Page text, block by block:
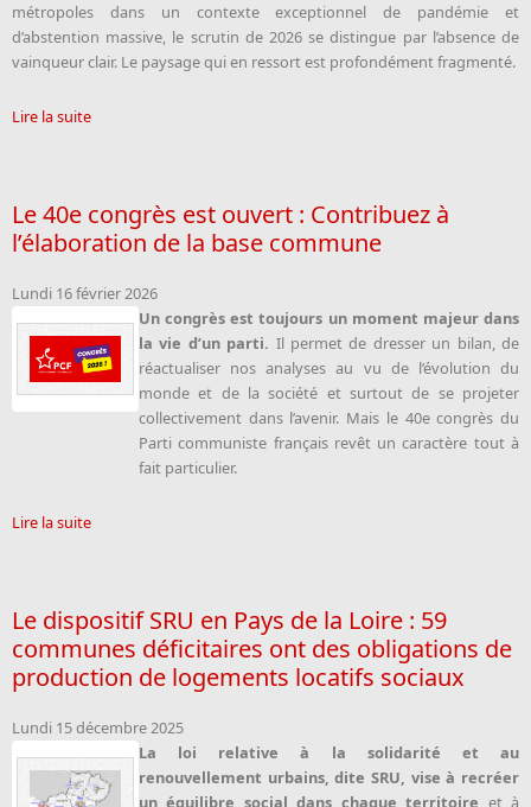
métropoles dans un contexte exceptionnel de pandémie et
d’abstention massive, le scrutin de 2026 se distingue par l’absence de
vainqueur clair. Le paysage qui en ressort est profondément fragmenté.
Lire la suite
Le 40e congrès est ouvert : Contribuez à
l’élaboration de la base commune
Lundi 16 février 2026
Un congrès est toujours un moment majeur dans
la vie d’un parti. Il permet de dresser un bilan, de
réactualiser nos analyses au vu de l’évolution du
monde et de la société et surtout de se projeter
collectivement dans l’avenir. Mais le 40e congrès du
Parti communiste français revêt un caractère tout à
fait particulier.
Lire la suite
Le dispositif SRU en Pays de la Loire : 59
communes déficitaires ont des obligations de
production de logements locatifs sociaux
Lundi 15 décembre 2025
La loi relative à la solidarité et au
renouvellement urbains, dite SRU, vise à recréer
un équilibre social dans chaque territoire et à